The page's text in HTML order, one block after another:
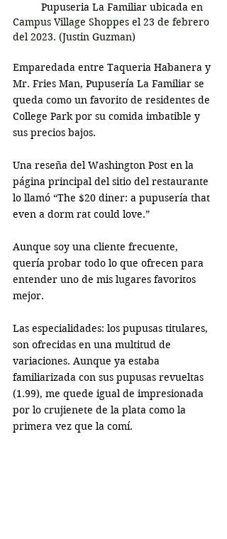
Pupuseria La Familiar ubicada en
Campus Village Shoppes el 23 de febrero
del 2023. (Justin Guzman)
Emparedada entre Taqueria Habanera y
Mr. Fries Man, Pupusería La Familiar se
queda como un favorito de residentes de
College Park por su comida imbatible y
sus precios bajos.
Una reseña del Washington Post en la
página principal del sitio del restaurante
lo llamó “The $20 diner: a pupusería that
even a dorm rat could love.”
Aunque soy una cliente frecuente,
quería probar todo lo que ofrecen para
entender uno de mis lugares favoritos
mejor.
Las especialidades: los pupusas titulares,
son ofrecidas en una multitud de
variaciones. Aunque ya estaba
familiarizada con sus pupusas revueltas
(1.99), me quede igual de impresionada
por lo crujienete de la plata como la
primera vez que la comí.